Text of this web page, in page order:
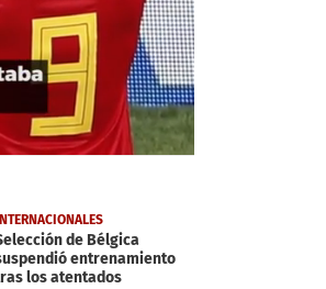
INTERNACIONALES
de Bélgica
entrenamiento
los atentados